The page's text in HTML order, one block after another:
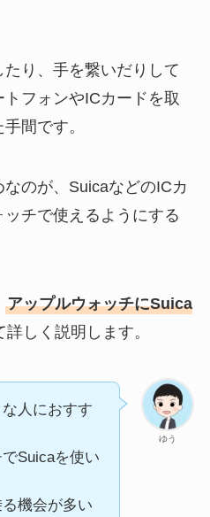
り、手を繋いだりして
フォンやICカードを取
間です。
のが、SuicaなどのICカ
チで使えるようにする
アップルウォッチにSuica
詳しく説明します。
ゆう
人におすす
Suicaを使い
機会が多い